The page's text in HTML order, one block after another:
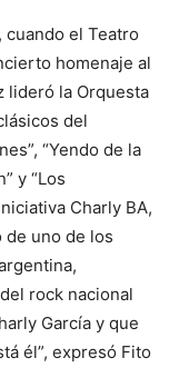
cuando el Teatro
homenaje al
lideró la Orquesta
del
“Yendo de la
y “Los
Charly BA,
uno de los
rock nacional
García y que
él”, expresó Fito